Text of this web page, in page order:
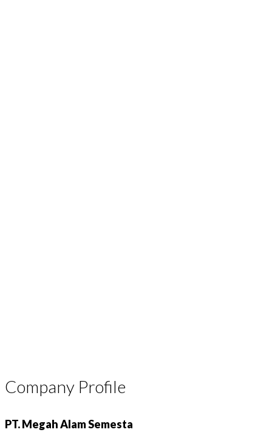
Company Profile
PT. Megah Alam Semesta